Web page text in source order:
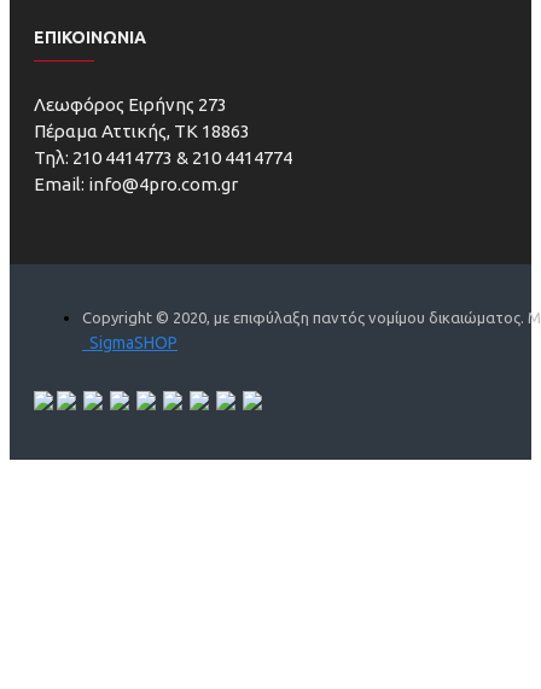
ΕΠΙΚΟΙΝΩΝΙΑ
Λεωφόρος Ειρήνης 273
Πέραμα Αττικής, ΤΚ 18863
Τηλ: 210 4414773 & 210 4414774
Email: info@4pro.com.gr
Copyright © 2020, με επιφύλαξη παντός νομίμου δικαιώματος.
SigmaSHOP